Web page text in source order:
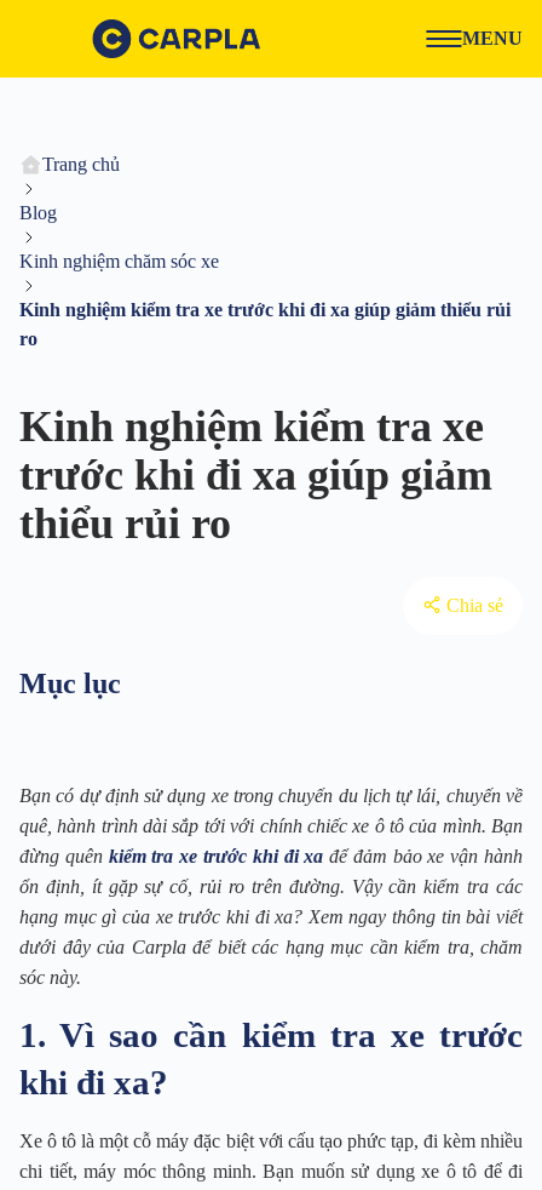
MENU
Trang chủ
Blog
Kinh nghiệm chăm sóc xe
Kinh nghiệm kiểm tra xe trước khi đi xa giúp giảm thiểu rủi
ro
Kinh nghiệm kiểm tra xe
trước khi đi xa giúp giảm
thiểu rủi ro
Chia sẻ
Bạn có dự định sử dụng xe trong chuyến du lịch tự lái, chuyến về
quê, hành trình dài sắp tới với chính chiếc xe ô tô của mình. Bạn
đừng quên kiểm tra xe trước khi đi xa để đảm bảo xe vận hành
ổn định, ít gặp sự cố, rủi ro trên đường. Vậy cần kiểm tra các
hạng mục gì của xe trước khi đi xa? Xem ngay thông tin bài viết
dưới đây của Carpla để biết các hạng mục cần kiểm tra, chăm
sóc này.
1. Vì sao cần kiểm tra xe trước
khi đi xa?
Xe ô tô là một cỗ máy đặc biệt với cấu tạo phức tạp, đi kèm nhiều
chi tiết, máy móc thông minh. Bạn muốn sử dụng xe ô tô để đi
Mục lục